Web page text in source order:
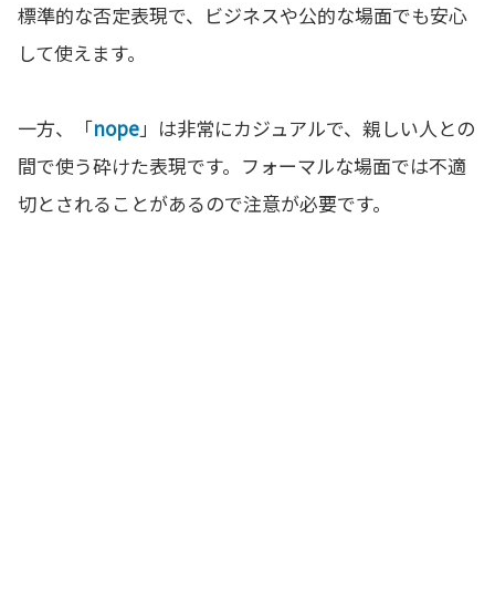
標準的な否定表現で、ビジネスや公的な場面でも安心
して使えます。
一方、「nope」は非常にカジュアルで、親しい人との
間で使う砕けた表現です。フォーマルな場面では不適
切とされることがあるので注意が必要です。